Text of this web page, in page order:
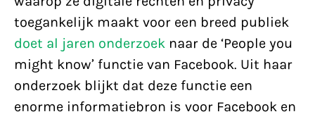
toegankelijk maakt voor een breed publiek
doet al jaren onderzoek naar de ‘People you
might know’ functie van Facebook. Uit haar
onderzoek blijkt dat deze functie een
enorme informatiebron is voor Facebook en